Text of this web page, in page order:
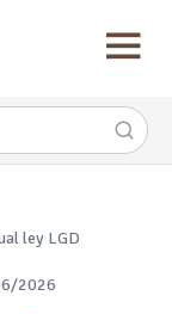
ley LGD
2026